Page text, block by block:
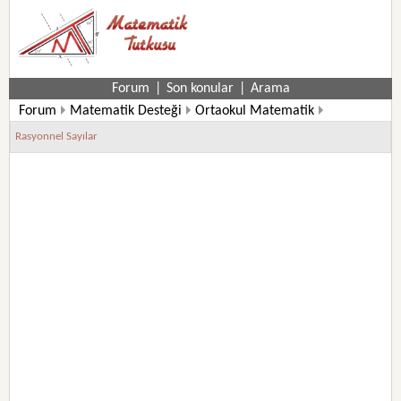
Forum Son konular
Arama
Forum
Matematik Desteği
Ortaokul Matematik
7. Sınıf Matematik Soruları
Rasyonnel Sayılar